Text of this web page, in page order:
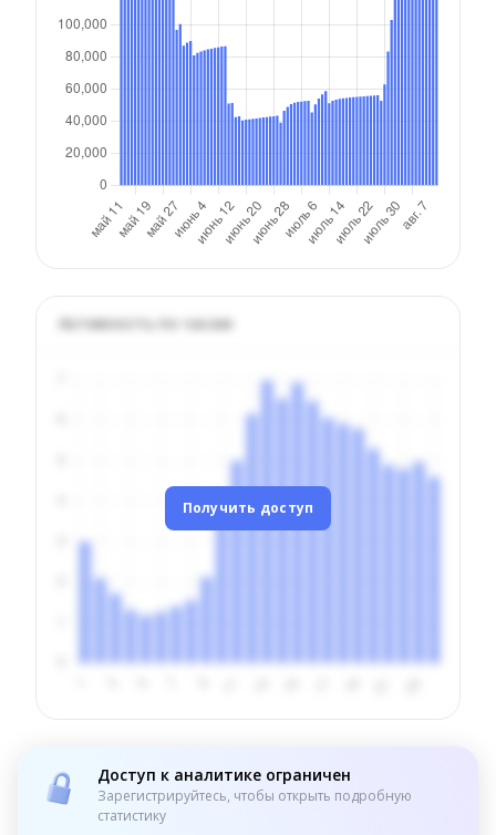
Активность по часам
Получить доступ
Доступ к аналитике ограничен
Зарегистрируйтесь, чтобы открыть подробную
статистику